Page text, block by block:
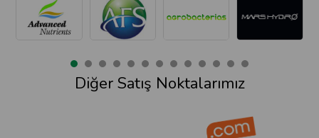
Diğer Satış Noktalarımız